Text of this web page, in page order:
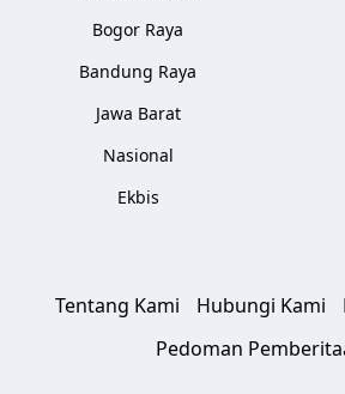
Bogor Raya
Bandung Raya
Jawa Barat
Nasional
Ekbis
Tentang Kami Hubungi Kami
Pedoman